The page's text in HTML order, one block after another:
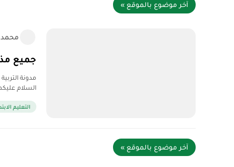
آخر موضوع بالموقع »
جميع
مدونة
السلام
التعليم
آخر موضوع بالموقع »